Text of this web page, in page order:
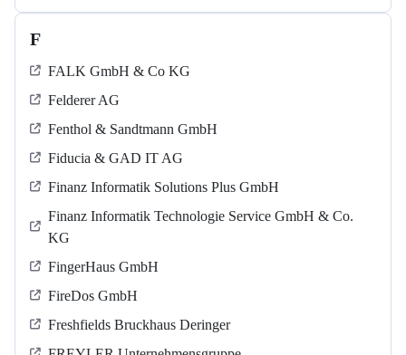
F
FALK GmbH & Co KG
Felderer AG
Fenthol & Sandtmann GmbH
Fiducia & GAD IT AG
Finanz Informatik Solutions Plus GmbH
Finanz Informatik Technologie Service GmbH & Co.
KG
FingerHaus GmbH
FireDos GmbH
Freshfields Bruckhaus Deringer